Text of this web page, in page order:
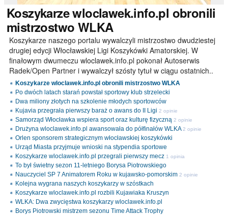
Koszykarzewloclawek.info.pl obronili
mistrzostwo WLKA
Koszykarze naszego portalu wywalczyli mistrzostwo dwudziestej
drugiej edycji Włocławskiej Ligi Koszykówki Amatorskiej. W
finałowym dwumeczu wloclawek.info.pl pokonał Autoserwis
Radek/Open Partner i wywalczył szósty tytuł w ciągu ostatnich..
Koszykarze wloclawek.info.pl obronili mistrzostwo WLKA
Po dwóch latach starań powstał sportowy klub strzelecki
Dwa miliony złotych na szkolenie młodych sportowców
Kujavia przegrała pierwszy baraż o awans do II Ligi 2 opinie
Samorząd Włocławka wspiera sport oraz kulturę fizyczną 2 opinie
Drużyna wloclawek.info.pl awansowała do półfinałów WLKA 2 opinie
Orlen sponsorem strategicznym włocławskiej koszykówki
Urząd Miasta przyjmuje wnioski na stypendia sportowe
Koszykarze wloclawek.info.pl przegrali pierwszy mecz 1 opinia
To był świetny sezon 11-letniego Borysa Piotrowskiego
Nauczyciel SP 7 Animatorem Roku w kujawsko-pomorskim 2 opinie
Kolejna wygrana naszych koszykarzy w szóstkach
Koszykarze wloclawek.info.pl rozbili Kujawiaka Kruszyn
WLKA: Dwa zwycięstwa koszykarzy wloclawek.info.pl
Borys Piotrowski mistrzem sezonu Time Attack Trophy